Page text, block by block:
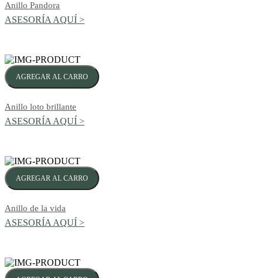
Anillo Pandora
ASESORÍA AQUÍ >
AGREGAR AL CARRO
Anillo loto brillante
ASESORÍA AQUÍ >
AGREGAR AL CARRO
Anillo de la vida
ASESORÍA AQUÍ >